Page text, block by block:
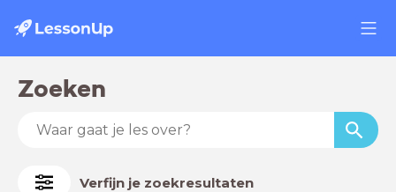
Zoeken
Verfijn je zoekresultaten